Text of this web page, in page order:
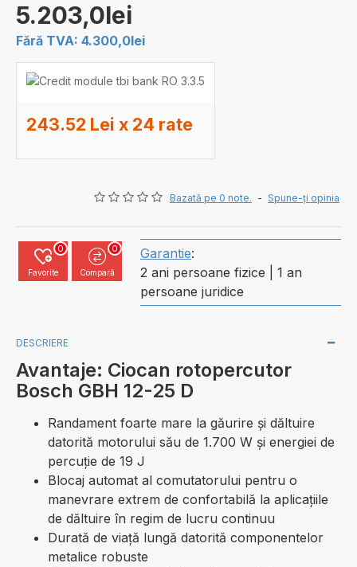
Bazată pe 0 note. - Spune-ţi opinia
5.203,0lei
Fără TVA: 4.300,0lei
243.52 Lei x 24 rate
Favorite
0
Compară
0 Garantie:
2 ani persoane fizice | 1 an
persoane juridice
DESCRIERE
Avantaje: Ciocan rotopercutor
Bosch GBH 12-25 D
Randament foarte mare la găurire şi dăltuire
datorită motorului său de 1.700 W şi energiei de
percuţie de 19 J
Blocaj automat al comutatorului pentru o
manevrare extrem de confortabilă la aplicaţiile
de dăltuire în regim de lucru continuu
Durată de viaţă lungă datorită componentelor
metalice robuste